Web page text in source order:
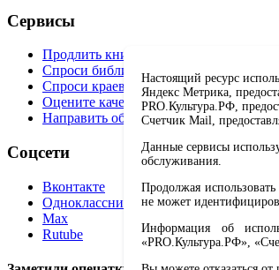
Сервисы
Продлить книгу
Спроси библиотекаря
Спроси краеведа
Оцените качество услуг
Направить обращение директору
Соцсети
Вконтакте
Одноклассники
Max
Rutube
Настоящий ресурс
Яндекс Метрика,
PRO.Культура.РФ,
Счетчик Mail,
Данные сервисы
обслуживания.
Продолжая
не может
Информация об
«PRO.Культура.РФ»,